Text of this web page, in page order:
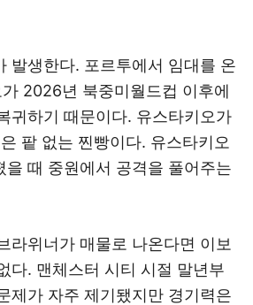
발생한다. 포르투에서 임대를 온
2026년 북중미월드컵 이후에
귀하기 때문이다. 유스타키오가
팥 없는 찐빵이다. 유스타키오
을 때 중원에서 공격을 풀어주는
라위너가 매물로 나온다면 이보
다. 맨체스터 시티 시절 말년부
제가 자주 제기됐지만 경기력은